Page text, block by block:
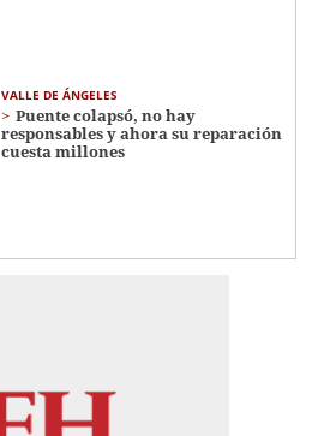
VALLE DE ÁNGELES
Puente colapsó, no hay
responsables y ahora su reparación
cuesta millones